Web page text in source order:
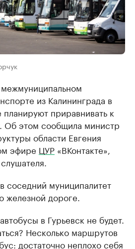
из Калининграда в
планируют приравнивать к
Об этом сообщила министр
области Евгения
эфире ЦУР «ВКонтакте»,
соседний муниципалитет
железной дороге.
в Гурьевск не будет.
Несколько маршрутов
достаточно неплохо себя